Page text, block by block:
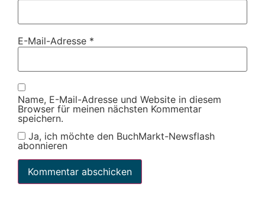
E-Mail-Adresse *
Name, E-Mail-Adresse und Website in diesem
Browser für meinen nächsten Kommentar
speichern.
Ja, ich möchte den BuchMarkt-Newsflash
abonnieren